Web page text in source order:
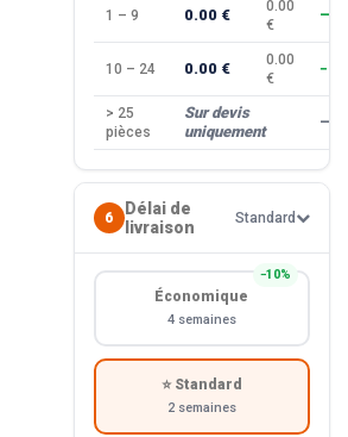
1 – 9 0.00 €
0.00
€
—
10 – 24 0.00 €
0.00
€
> 25
pièces
Sur devis
uniquement
—
6
Délai de
livraison
Standard
−10%
Économique
4 semaines
⭐ Standard
2 semaines